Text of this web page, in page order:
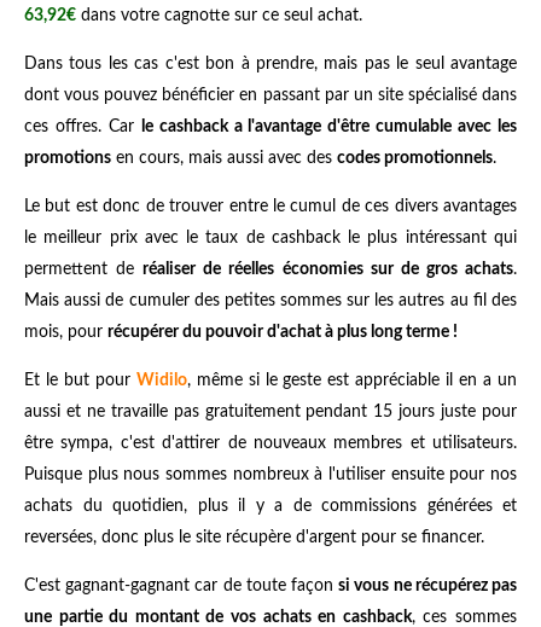
63,92€ dans votre cagnotte sur ce seul achat.
Dans tous les cas c'est bon à prendre, mais pas le seul avantage
dont vous pouvez bénéficier en passant par un site spécialisé dans
ces offres. Car
le cashback a l'avantage d'être cumulable avec les
promotions en cours, mais aussi avec des codes promotionnels.
Le but est donc de trouver entre le cumul de ces divers avantages
le meilleur prix avec le taux de cashback le plus intéressant qui
permettent deréaliser de réelles économies sur de gros achats.
Mais aussi de cumuler des petites sommes sur les autres au fil des
mois, pour récupérer du pouvoir d'achat à plus long terme !
Et le but pour Widilo, même si le geste est appréciable il en a un
aussi et ne travaille pas gratuitement pendant 15 jours juste pour
être sympa, c'est d'attirer de nouveaux membres et utilisateurs.
Puisque plus nous sommes nombreux à l'utiliser ensuite pour nos
achats du quotidien, plus il y a de commissions générées et
reversées, donc plus le site récupère d'argent pour se financer.
C'est gagnant-gagnant car de toute façonsi vous ne récupérez pas
une partie du montant de vos achats en cashback, ces sommes